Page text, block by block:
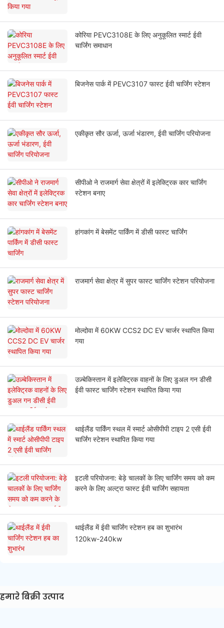
कोरिया PEVC3108E के लिए अनुकूलित स्मार्ट ईवी
चार्जिंग समाधान
बिजनेस पार्क में PEVC3107 फास्ट ईवी चार्जिंग स्टेशन
एकीकृत सौर ऊर्जा, ऊर्जा भंडारण, ईवी चार्जिंग परियोजना
सीपीओ ने राजमार्ग सेवा क्षेत्रों में इलेक्ट्रिक कार चार्जिंग
स्टेशन बनाए
हांगकांग में बेसमेंट पार्किंग में डीसी फास्ट चार्जिंग
राजमार्ग सेवा क्षेत्र में सुपर फास्ट चार्जिंग स्टेशन परियोजना
मोल्दोवा में 60KW CCS2 DC EV चार्जर स्थापित किया
गया
उज़्बेकिस्तान में इलेक्ट्रिक वाहनों के लिए डुअल गन डीसी
ईवी फास्ट चार्जिंग स्टेशन स्थापित किया गया
थाईलैंड पार्किंग स्थल में स्मार्ट ओसीपीपी टाइप 2 एसी ईवी
चार्जिंग स्टेशन स्थापित किया गया
इटली परियोजना: बेड़े चालकों के लिए चार्जिंग समय को कम
करने के लिए अल्ट्रा फास्ट ईवी चार्जिंग सहायता
थाईलैंड में ईवी चार्जिंग स्टेशन हब का शुभारंभ
120kw-240kw
हमारे बिक्री उत्पाद